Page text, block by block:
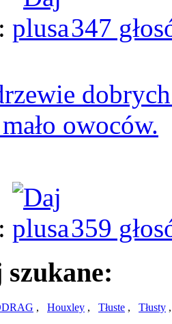
347
owoców.
359
szukane:
, Houxley , Tłuste , Tłusty